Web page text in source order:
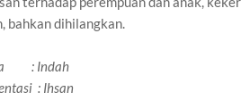
bahkan dihilangkan.
: Indah
: Ihsan